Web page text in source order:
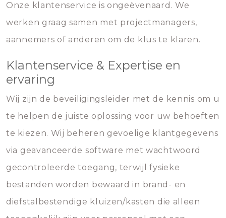
Onze klantenservice is ongeëvenaard. We
werken graag samen met projectmanagers,
aannemers of anderen om de klus te klaren.
Klantenservice & Expertise en
ervaring
Wij zijn de beveiligingsleider met de kennis om u
te helpen de juiste oplossing voor uw behoeften
te kiezen. Wij beheren gevoelige klantgegevens
via geavanceerde software met wachtwoord
gecontroleerde toegang, terwijl fysieke
bestanden worden bewaard in brand- en
diefstalbestendige kluizen/kasten die alleen